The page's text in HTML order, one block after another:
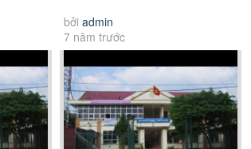
bởi admin
7 năm trước